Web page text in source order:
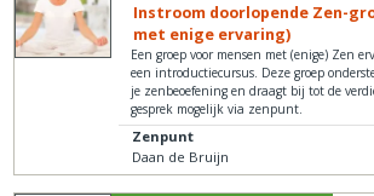
Instroom doorlopende Zen-
met enige ervaring)
Een groep voor mensen met (enige) Zen
een introductiecursus. Deze groep
je zenbeoefening en draagt bij tot de
gesprek mogelijk via zenpunt.
Zenpunt
Daan de Bruijn